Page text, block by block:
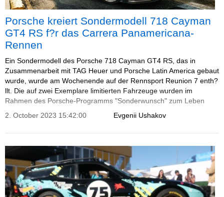
Porsche kreiert Sondermodell 718 Cayman
GT4 RS f?r das Carrera Panamericana-
Rennen
Ein Sondermodell des Porsche 718 Cayman GT4 RS, das in
Zusammenarbeit mit TAG Heuer und Porsche Latin America gebaut
wurde, wurde am Wochenende auf der Rennsport Reunion 7 enth?
llt. Die auf zwei Exemplare limitierten Fahrzeuge wurden im
Rahmen des Porsche-Programms "Sonderwunsch" zum Leben
an der Carrera Panamericana teilnahmen.
Evgenii Ushakov
2. October 2023 15:42:00